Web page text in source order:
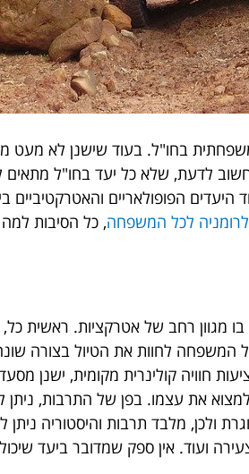
בחו"ל. בעוד שישנן לא מעט
לדעת, שלא כל יעד בחו"ל מתאים
הפופולאריים
לרומניה לכל המשפחה, כל הסיבות
רחב של אטרקציות. ראשית כל,
המשפחה לחוות את הטיול בצורה
קולינרית מקומית, ישנן
את עצמו. בפן של התרבות,
מלבד תרבות והיסטוריה ניתן
ועוד. אין ספק שמדובר ביעד